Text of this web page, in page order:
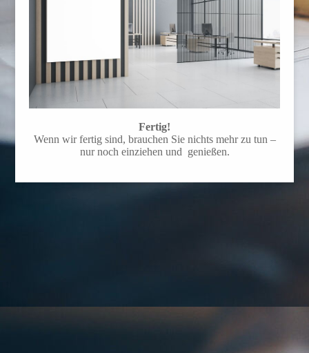
Fertig!
Wenn wir fertig sind, brauchen Sie nichts mehr zu tun –
nur noch einziehen und genießen.